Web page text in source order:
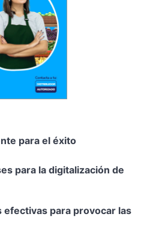
para el éxito
para la digitalización de
efectivas para provocar las